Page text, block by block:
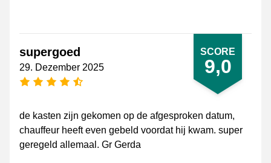
SCORE
9,0
supergoed
29. Dezember 2025
[_General:NumberOfStarsPluralFormat]
de kasten zijn gekomen op de afgesproken datum,
chauffeur heeft even gebeld voordat hij kwam. super
geregeld allemaal. Gr Gerda